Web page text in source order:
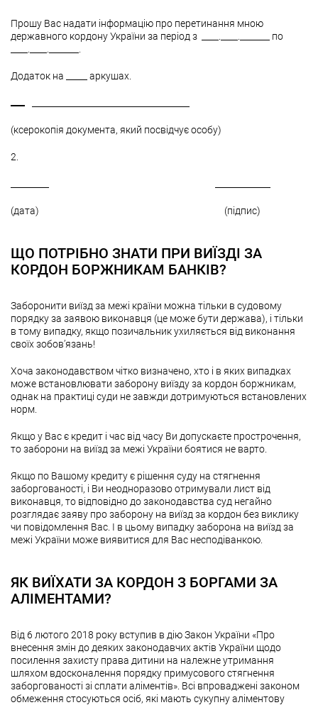
Прошу Вас надати інформацію про перетинання мною
державного кордону України за період з ____.____._______ по
Додаток на _____ аркушах.
(ксерокопія документа, який посвідчує особу)
2.
(дата) (підпис)
ЩО ПОТРІБНО ЗНАТИ ПРИ ВИЇЗДІ ЗА
КОРДОН БОРЖНИКАМ БАНКІВ?
Заборонити виїзд за межі країни можна тільки в судовому
порядку за заявою виконавця (це може бути держава), і тільки
в тому випадку, якщо позичальник ухиляється від виконання
своїх зобов’язань!
Хоча законодавством чітко визначено, хто і в яких випадках
може встановлювати заборону виїзду за кордон боржникам,
однак на практиці суди не завжди дотримуються встановлених
норм.
Якщо у Вас є кредит і час від часу Ви допускаєте прострочення,
то заборони на виїзд за межі України боятися не варто.
Якщо по Вашому кредиту є рішення суду на стягнення
заборгованості, і Ви неодноразово отримували лист від
виконавця, то відповідно до законодавства суд негайно
розглядає заяву про заборону на виїзд за кордон без виклику
чи повідомлення Вас. І в цьому випадку заборона на виїзд за
межі України може виявитися для Вас несподіванкою.
ЯК ВИЇХАТИ ЗА КОРДОН З БОРГАМИ ЗА
АЛІМЕНТАМИ?
Від 6 лютого 2018 року вступив в дію Закон України «Про
внесення змін до деяких законодавчих актів України щодо
посилення захисту права дитини на належне утримання
шляхом вдосконалення порядку примусового стягнення
заборгованості зі сплати аліментів». Всі впроваджені законом
обмеження стосуються осіб, які мають сукупну аліментову